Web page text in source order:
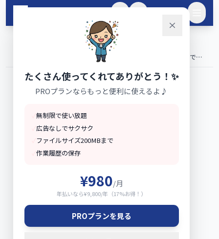
メインコンテンツへスキップ
NISAとiDeCoどちらが得？2026年の違いをシミュレーションで徹
たくさん使ってくれてありがとう！✨
PROプランならもっと便利に使えるよ♪
無制限で使い放題
広告なしでサクサク
ファイルサイズ200MBまで
作業履歴の保存
¥980/月
年払いなら¥9,800/年（17%お得！）
PROプランを見る